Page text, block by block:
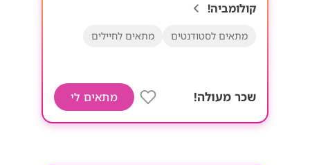
קולומביה!
מתאים לסטודנטים מתאים לחיילים
שכר מעולה! מתאים לי